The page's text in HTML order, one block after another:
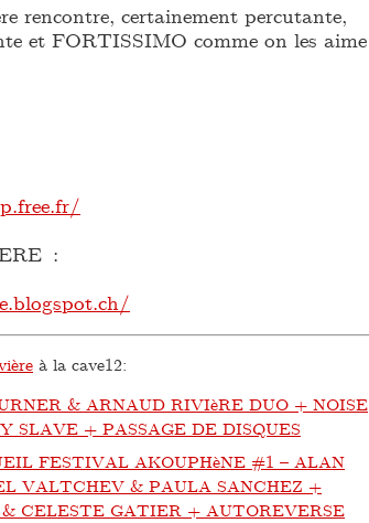
rencontre, certainement percutante,
et FORTISSIMO comme on les aime
:
à la cave12:
& ARNAUD RIVIèRE DUO + NOISE
SLAVE + PASSAGE DE DISQUES
FESTIVAL AKOUPHèNE #1 – ALAN
VALTCHEV & PAULA SANCHEZ +
CELESTE GATIER + AUTOREVERSE